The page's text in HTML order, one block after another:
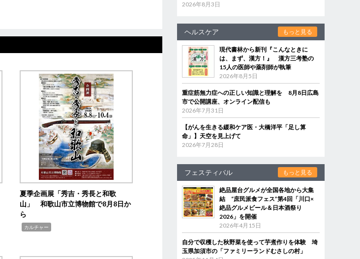
夏季企画展「秀吉・秀長と和歌
山」 和歌山市立博物館で8月8日か
ら
カルチャー
2026年8月3日
ヘルスケア もっと見る
現代書林から新刊『こんなときに
は、まず、漢方！』 漢方三考塾の
15人の医師や薬剤師が執筆
2026年8月5日
重症筋無力症への正しい知識と理解を 8月8日広島
市で公開講座、オンライン配信も
2026年7月31日
【がんを生きる緩和ケア医・大橋洋平「足し算
命」】天空を見上げて
2026年7月28日
フェスティバル もっと見る
絶品屋台グルメが全国各地から大集
結 “庶民派食フェス”第4回「川口×
絶品グルメビール＆日本酒祭り
2026」を開催
2026年4月15日
自分で収穫した秋野菜を使って芋煮作りを体験 埼
玉県加須市の「ファミリーランドむさしの村」